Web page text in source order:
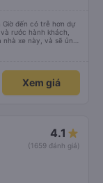
đến có trễ hơn dự
rước hành khách,
xe này, và sẽ ủng
xe này
Xem giá
4.1
(1659 đánh giá)